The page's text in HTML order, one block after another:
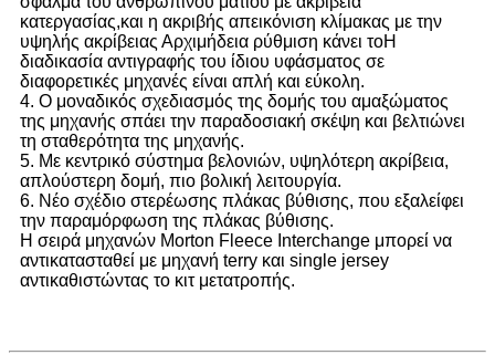
κατεργασίας,και η ακριβής απεικόνιση κλίμακας με την
υψηλής ακρίβειας Αρχιμήδεια ρύθμιση κάνει τοΗ
διαδικασία αντιγραφής του ίδιου υφάσματος σε
διαφορετικές μηχανές είναι απλή και εύκολη.
4. Ο μοναδικός σχεδιασμός της δομής του αμαξώματος
της μηχανής σπάει την παραδοσιακή σκέψη και βελτιώνει
τη σταθερότητα της μηχανής.
5. Με κεντρικό σύστημα βελονιών, υψηλότερη ακρίβεια,
απλούστερη δομή, πιο βολική λειτουργία.
6. Νέο σχέδιο στερέωσης πλάκας βύθισης, που εξαλείφει
την παραμόρφωση της πλάκας βύθισης.
Η σειρά μηχανών Morton Fleece Interchange μπορεί να
αντικατασταθεί με μηχανή terry και single jersey
αντικαθιστώντας το κιτ μετατροπής.